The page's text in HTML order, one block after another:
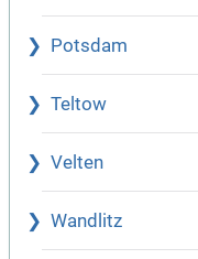
Potsdam
Teltow
Velten
Wandlitz